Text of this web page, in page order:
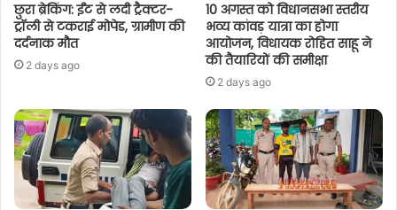
छुरा ब्रेकिंग: ईंट से लदी ट्रैक्टर-
ट्रॉली से टकराई मोपेड, ग्रामीण की
दर्दनाक मौत
2 days ago
10 अगस्त को विधानसभा स्तरीय
भव्य कांवड़ यात्रा का होगा
आयोजन, विधायक रोहित साहू ने
की तैयारियों की समीक्षा
2 days ago